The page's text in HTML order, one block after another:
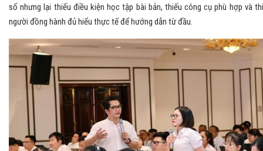
số nhưng lại thiếu điều kiện học tập bài bản, thiếu công cụ phù hợp và
người đồng hành đủ hiểu thực tế để hướng dẫn từ đầu.